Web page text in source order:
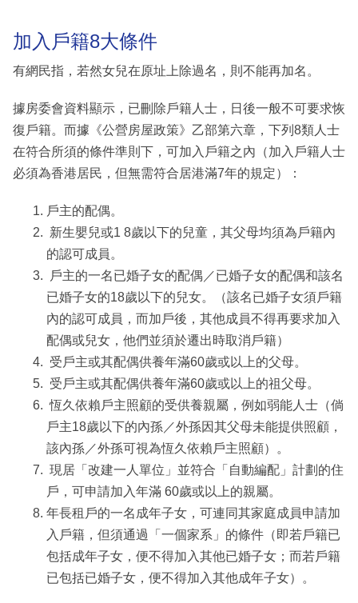
加入戶籍8大條件
有網民指，若然女兒在原址上除過名，則不能再加名。
據房委會資料顯示，已刪除戶籍人士，日後一般不可要求恢
復戶籍。而據《公營房屋政策》乙部第六章，下列8類人士
在符合所須的條件準則下，可加入戶籍之內（加入戶籍人士
必須為香港居民，但無需符合居港滿7年的規定）：
戶主的配偶。
新生嬰兒或1 8歲以下的兒童，其父母均須為戶籍內
的認可成員。
戶主的一名已婚子女的配偶／已婚子女的配偶和該名
已婚子女的18歲以下的兒女。（該名已婚子女須戶籍
內的認可成員，而加戶後，其他成員不得再要求加入
配偶或兒女，他們並須於遷出時取消戶籍）
受戶主或其配偶供養年滿60歲或以上的父母。
受戶主或其配偶供養年滿60歲或以上的祖父母。
恆久依賴戶主照顧的受供養親屬，例如弱能人士（倘
戶主18歲以下的內孫／外孫因其父母未能提供照顧，
該內孫／外孫可視為恆久依賴戶主照顧）。
現居「改建一人單位」並符合「自動編配」計劃的住
戶，可申請加入年滿 60歲或以上的親屬。
年長租戶的一名成年子女，可連同其家庭成員申請加
入戶籍，但須通過「一個家系」的條件（即若戶籍已
包括成年子女，便不得加入其他已婚子女；而若戶籍
已包括已婚子女，便不得加入其他成年子女）。